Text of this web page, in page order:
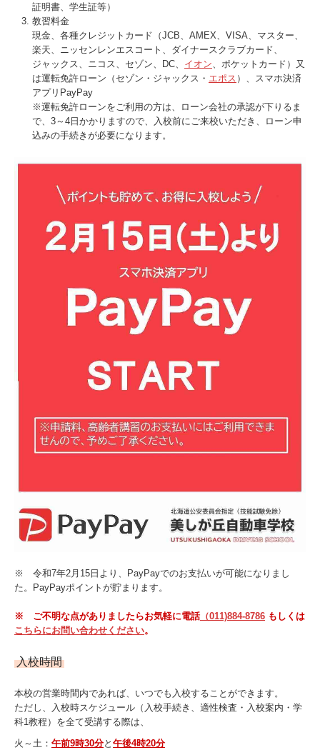
証明書、学生証等）
教習料金
現金、各種クレジットカード（JCB、AMEX、VISA、マスター、
楽天、ニッセンレンエスコート、ダイナースクラブカード、
ジャックス、ニコス、セゾン、DC、 イオン 、ポケットカード）又
は運転免許ローン（セゾン・ジャックス・ エポス ）、スマホ決済
アプリPayPay
※運転免許ローンをご利用の方は、ローン会社の承認が下りるま
で、3～4日かかりますので、入校前にご来校いただき、ローン申
込みの手続きが必要になります。
※ 令和7年2月15日より、PayPayでのお支払いが可能になりまし
た。PayPayポイントが貯まります。
※ ご不明な点がありましたらお気軽に電話（011)884-8786 もしくは
こちらにお問い合わせください。
入校時間
本校の営業時間内であれば、いつでも入校することができます。
ただし、入校時スケジュール（入校手続き、適性検査・入校案内・学
科1教程）を全て受講する際は、
火～土： 午前9時30分と 午後4時20分